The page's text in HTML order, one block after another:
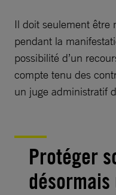
Il doit seulement être
pendant la
possibilité d’un
compte tenu des
un juge administratif
Protéger